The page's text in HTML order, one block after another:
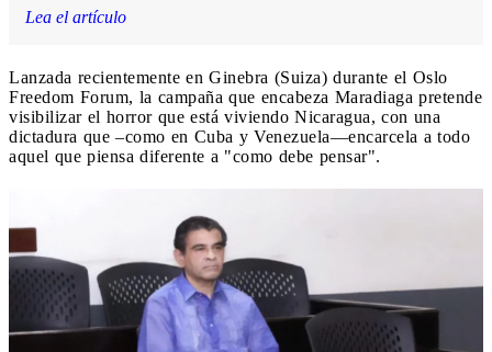
Lea el artículo
Lanzada recientemente en Ginebra (Suiza) durante el Oslo
Freedom Forum, la campaña que encabeza Maradiaga pretende
visibilizar el horror que está viviendo Nicaragua, con una
dictadura que –como en Cuba y Venezuela—encarcela a todo
aquel que piensa diferente a "como debe pensar".